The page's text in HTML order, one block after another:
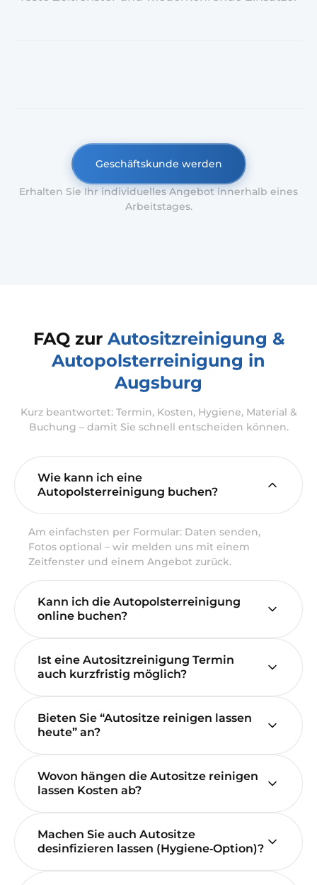
Geschäftskunde werden
Erhalten Sie Ihr individuelles Angebot innerhalb eines
Arbeitstages.
FAQ zur Autositzreinigung &
Autopolsterreinigung in
Augsburg
Kurz beantwortet: Termin, Kosten, Hygiene, Material &
Buchung – damit Sie schnell entscheiden können.
Wie kann ich eine
Autopolsterreinigung buchen?
Am einfachsten per Formular: Daten senden,
Fotos optional – wir melden uns mit einem
Zeitfenster und einem Angebot zurück.
Kann ich die Autopolsterreinigung
online buchen?
Ist eine Autositzreinigung Termin
auch kurzfristig möglich?
Bieten Sie “Autositze reinigen lassen
heute” an?
Wovon hängen die Autositze reinigen
lassen Kosten ab?
Machen Sie auch Autositze
desinfizieren lassen (Hygiene‑Option)?